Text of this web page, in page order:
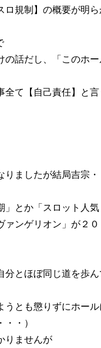
ロ規制】の概要が明
の話だし、「このホ
全て【自己責任】と
りましたが結局吉宗
」とか「スロット人
ァンゲリオン」が２
分とほぼ同じ道を歩
うとも懲りずにホー
・）
りませんが